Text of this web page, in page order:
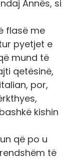
Annës, si
flasë me
pyetjet e
mund të
qetësinë,
por,
kishin
që po u
të